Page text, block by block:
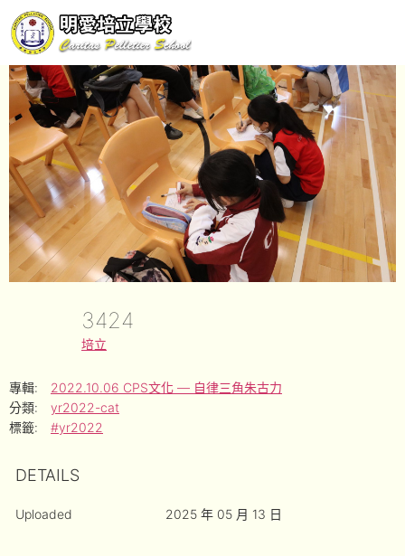
3424
培立
專輯:
2022.10.06 CPS文化 — 自律三角朱古力
分類:
yr2022-cat
標籤:
#yr2022
DETAILS
Uploaded 2025 年 05 月 13 日